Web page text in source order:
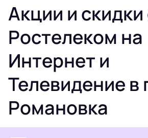
Акции и скидки
Ростелеком на
Интернет и
Телевидение в
Романовка